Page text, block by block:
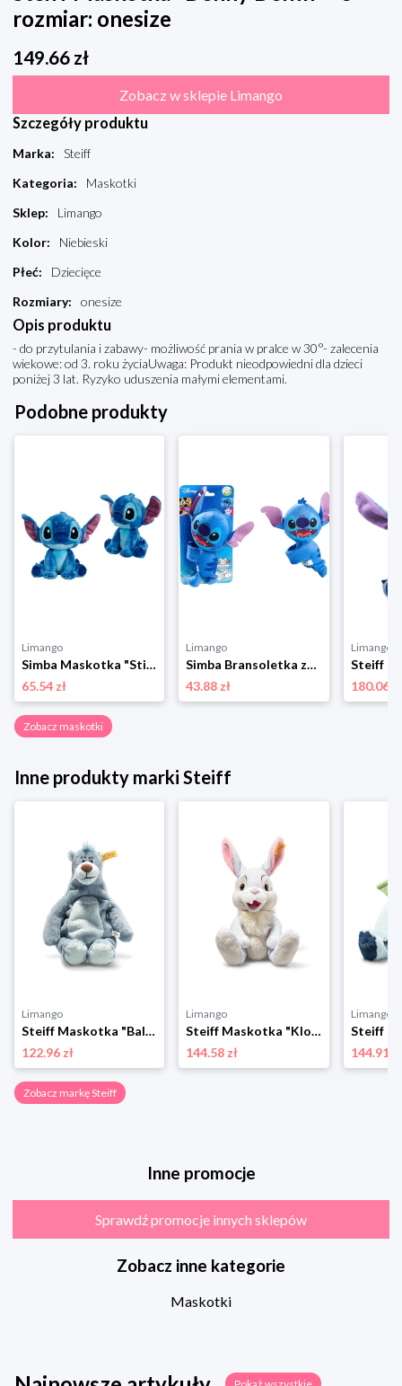
rozmiar: onesize
149.66 zł
Zobacz w sklepie Limango
Szczegóły produktu
Marka:
Steiff
Kategoria:
Maskotki
Sklep:
Limango
Kolor:
Niebieski
Płeć:
Dziecięce
Rozmiary: onesize
Opis produktu
- do przytulania i zabawy- możliwość prania w pralce w 30°- zalecenia
wiekowe: od 3. roku życiaUwaga: Produkt nieodpowiedni dla dzieci
poniżej 3 lat. Ryzyko uduszenia małymi elementami.
Podobne produkty
Limango
Simba Maskotka "Stitch" - 0+ rozmiar: onesize
65.54 zł
Limango
Simba Bransoletka zatrzaskowa "Stitch" - 3+ rozmiar: onesize
43.88 zł
Limango
180.06 zł
Zobacz maskotki
Inne produkty marki Steiff
Limango
Steiff Maskotka "Baloo" w kolorze błękitnym - 3+ rozmiar: onesize
122.96 zł
Limango
Steiff Maskotka "Klopfer Rabbit" w kolorze białym - 3+ rozmiar: onesize
144.58 zł
Limango
144.91 zł
Zobacz markę Steiff
Inne promocje
Sprawdź promocje innych sklepów
Zobacz inne kategorie
Maskotki
Pokaż wszystkie